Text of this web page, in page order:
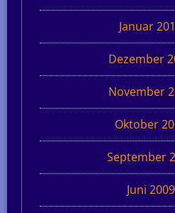
Januar
Dezember
November
Oktober
September
Juni 2009